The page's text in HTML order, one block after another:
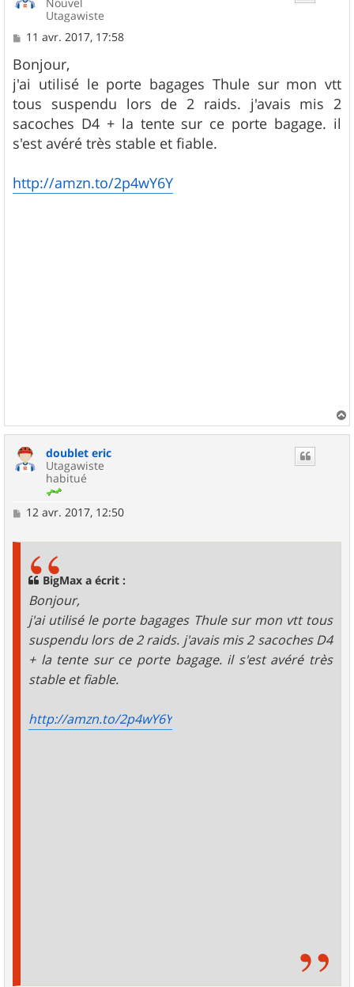
Nouvel
Utagawiste
M
s
s
a
g
e
11 avr. 2017, 17:58
Bonjour,
j'ai utilisé le porte bagages Thule sur mon vtt
tous suspendu lors de 2 raids. j'avais mis 2
sacoches D4 + la tente sur ce porte bagage. il
s'est avéré très stable et fiable.
http://amzn.to/2p4wY6Y
a
doublet eric
Utagawiste
habitué
M12 avr. 2017, 12:50
BigMax a écrit :
Bonjour,
j'ai utilisé le porte bagages Thule sur mon vtt tous
suspendu lors de 2 raids. j'avais mis 2 sacoches D4
+ la tente sur ce porte bagage. il s'est avéré très
stable et fiable.
http://amzn.to/2p4wY6Y